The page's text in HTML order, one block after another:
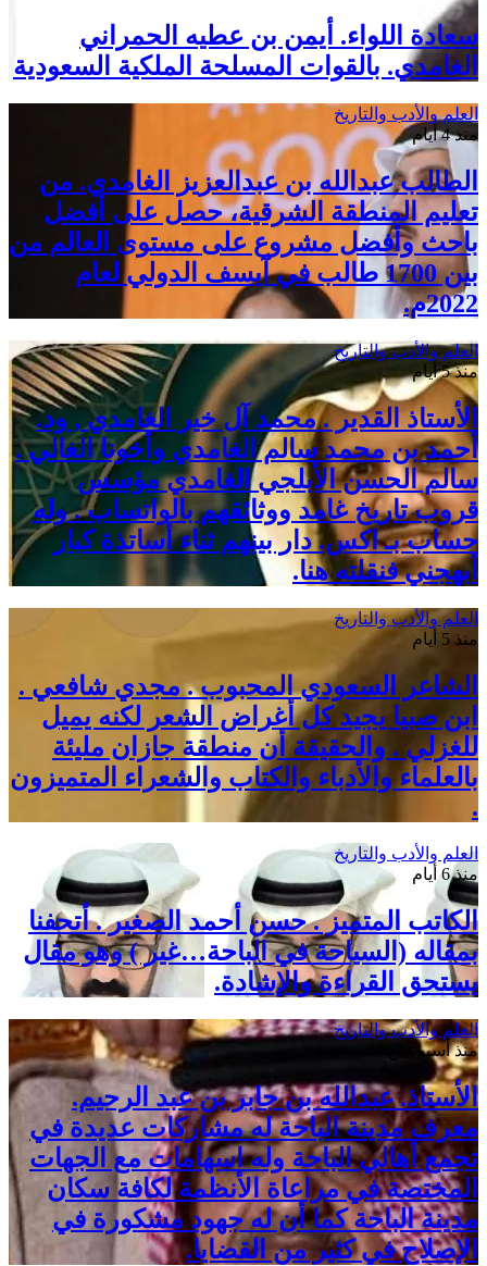
سعادة اللواء. أيمن بن عطيه الحمراني
الغامدي. بالقوات المسلحة الملكية السعودية
العلم والأدب والتاريخ
منذ 4 أيام
الطالب عبدالله بن عبدالعزيز الغامدي. من
تعليم المنطقة الشرقية، حصل على أفضل
باحث وأفضل مشروع على مستوى العالم من
بين 1700 طالب في آيسف الدولي لعام
2022م.
العلم والأدب والتاريخ
منذ 5 أيام
الأستاذ القدير . محمد آل خير الغامدي , ود.
أحمد بن محمد سالم الغامدي وأخونا الغالي .
سالم الحسن الأبلجي الغامدي مؤسس
قروب تاريخ غامد ووثائقهم بالواتساب . وله
حساب بـ اكس. دار بينهم ثناء أساتذة كبار
أبهجني فنقلته هنا.
العلم والأدب والتاريخ
منذ 5 أيام
الشاعر السعودي المحبوب . مجدي شافعي .
ابن صبيا يجيد كل أغراض الشعر لكنه يميل
للغزلي . والحقيقة أن منطقة جازان مليئة
بالعلماء والأدباء والكتاب والشعراء المتميزون
.
العلم والأدب والتاريخ
منذ 6 أيام
الكاتب المتميز . حسن أحمد الصغير . أتحفنا
بمقاله (السياحة في الباحة…غير ) وهو مقال
يستحق القراءة والإشادة.
العلم والأدب والتاريخ
منذ أسبوعين
الأستاذ. عبدالله بن جابر بن عبد الرحيم.
معرف مدينة الباحة له مشاركات عديدة في
تجمع أهالي الباحة وله اسهامات مع الجهات
المختصة في مراعاة الأنظمة لكافة سكان
مدينة الباحة كما أن له جهود مشكورة في
الإصلاح في كثير من القضايا.